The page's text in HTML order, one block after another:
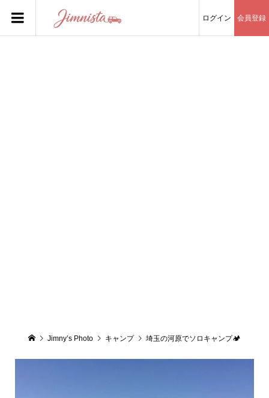
ログイン 会員登録
Jimny’s Photo キャンプ 埼玉の河原でソロキャンプ🏕